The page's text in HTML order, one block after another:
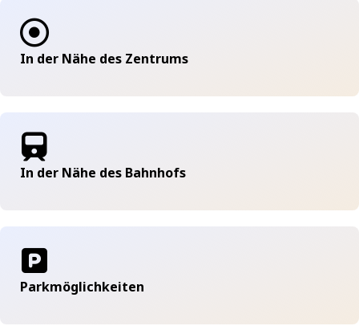
In der Nähe des Zentrums
In der Nähe des Bahnhofs
Parkmöglichkeiten